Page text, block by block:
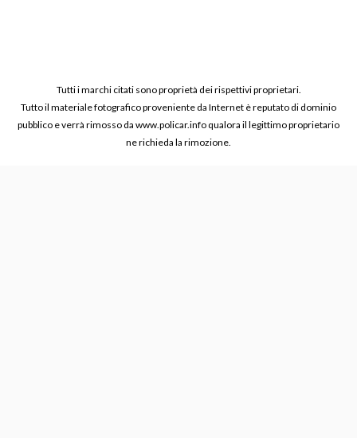
Tutti i marchi citati sono proprietà dei rispettivi proprietari.
Tutto il materiale fotografico proveniente da Internet è reputato di dominio
pubblico e verrà rimosso da www.policar.info qualora il legittimo proprietario
ne richieda la rimozione.